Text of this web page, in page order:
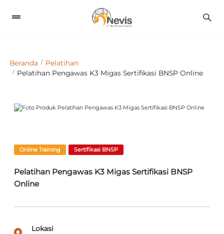
Beranda
Pelatihan
Pelatihan Pengawas K3 Migas Sertifikasi BNSP Online
Previous Next
Online Training Sertifikasi BNSP
Pelatihan Pengawas K3 Migas Sertifikasi BNSP
Online
Lokasi